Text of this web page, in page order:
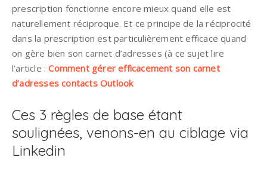
prescription fonctionne encore mieux quand elle est
naturellement réciproque. Et ce principe de la réciprocité
dans la prescription est particulièrement efficace quand
on gère bien son carnet d’adresses (à ce sujet lire
l’article :Comment gérer efficacement son carnet
d’adresses contacts Outlook
Ces 3 règles de base étant
soulignées, venons-en au ciblage via
Linkedin